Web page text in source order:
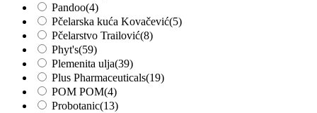
Pandoo(4)
Pčelarska kuća Kovačević(5)
Pčelarstvo Trailović(8)
Phyt's(59)
Plemenita ulja(39)
Plus Pharmaceuticals(19)
POM POM(4)
Probotanic(13)